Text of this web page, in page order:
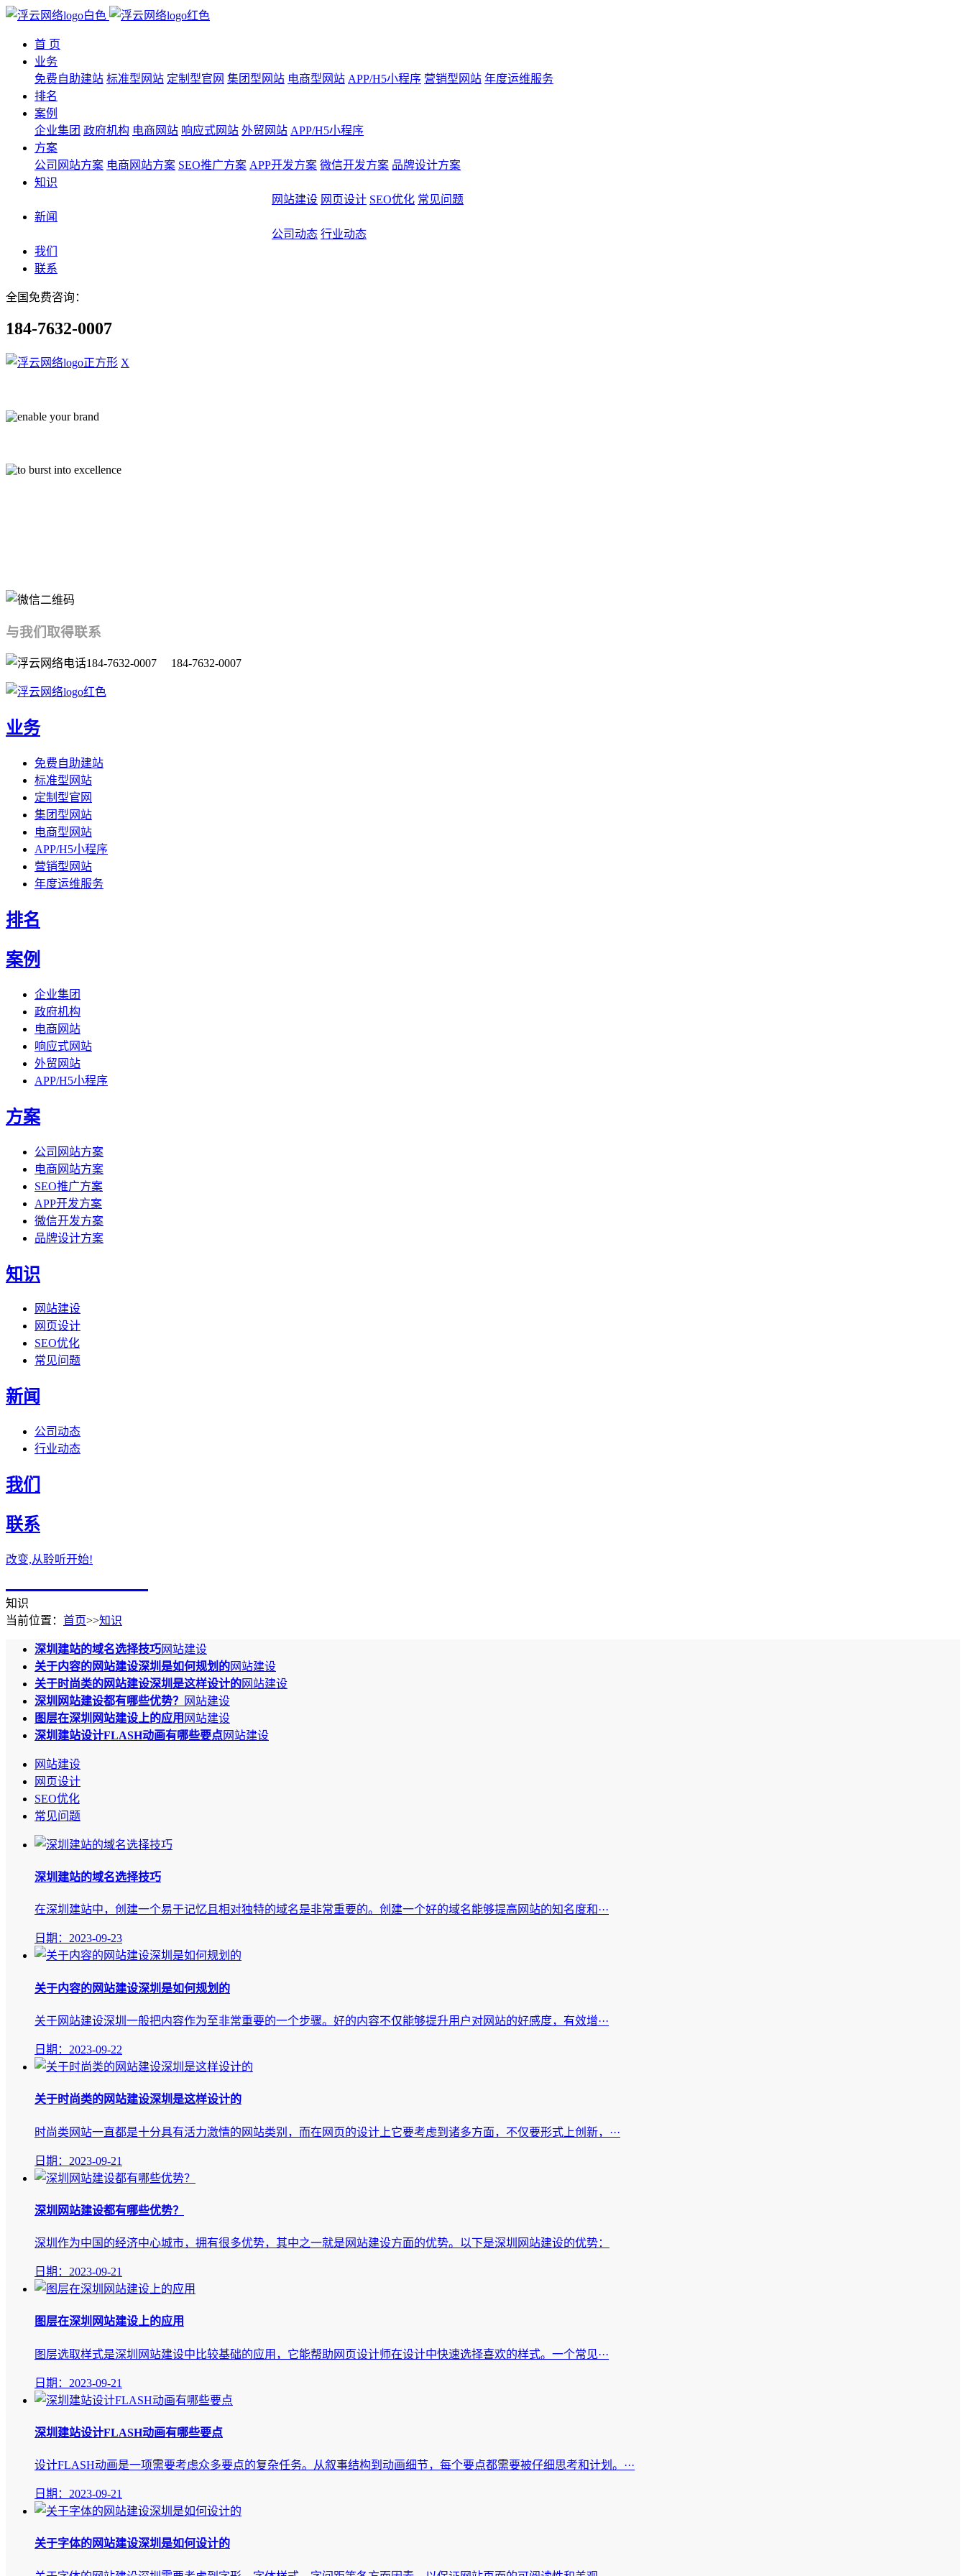
首 页
业务
免费自助建站 标准型网站 定制型官网 集团型网站 电商型网站 APP/H5小程序 营销型网站 年度运维服务
排名
案例
企业集团 政府机构 电商网站 响应式网站 外贸网站 APP/H5小程序
方案
公司网站方案 电商网站方案 SEO推广方案 APP开发方案 微信开发方案 品牌设计方案
知识
网站建设 网页设计 SEO优化 常见问题
新闻
公司动态 行业动态
我们
联系
全国免费咨询：
184-7632-0007
X
与我们取得联系
184-7632-0007 184-7632-0007
业务
免费自助建站
标准型网站
定制型官网
集团型网站
电商型网站
APP/H5小程序
营销型网站
年度运维服务
排名
案例
企业集团
政府机构
电商网站
响应式网站
外贸网站
APP/H5小程序
方案
公司网站方案
电商网站方案
SEO推广方案
APP开发方案
微信开发方案
品牌设计方案
知识
网站建设
网页设计
SEO优化
常见问题
新闻
公司动态
行业动态
我们
联系
改变,从聆听开始!
知识
当前位置： 首页>>知识
​深圳建站的域名选择技巧网站建设
​关于内容的网站建设深圳是如何规划的网站建设
​关于时尚类的网站建设深圳是这样设计的网站建设
深圳网站建设都有哪些优势？
网站建设
​图层在深圳网站建设上的应用 网站建设
​深圳建站设计FLASH动画有哪些要点网站建设
网站建设
网页设计
SEO优化
常见问题
​深圳建站的域名选择技巧
在深圳建站​中，创建一个易于记忆且相对独特的域名是非常重要的。创建一个好的域名能够提高网站的知名度和···
日期：2023-09-23
​关于内容的网站建设深圳是如何规划的
关于网站建设深圳​一般把内容作为至非常重要的一个步骤。好的内容不仅能够提升用户对网站的好感度，有效增···
日期：2023-09-22
​关于时尚类的网站建设深圳是这样设计的
时尚类网站一直都是十分具有活力激情的网站类别，而在网页的设计上它要考虑到诸多方面，不仅要形式上创新，···
日期：2023-09-21
深圳网站建设都有哪些优势？
深圳作为中国的经济中心城市，拥有很多优势，其中之一就是网站建设方面的优势。以下是深圳网站建设的优势：
日期：2023-09-21
​图层在深圳网站建设上的应用
图层选取样式是深圳网站建设​中比较基础的应用，它能帮助网页设计师在设计中快速选择喜欢的样式。一个常见···
日期：2023-09-21
​深圳建站设计FLASH动画有哪些要点
设计FLASH动画是一项需要考虑众多要点的复杂任务。从叙事结构到动画细节，每个要点都需要被仔细思考和计划。···
日期：2023-09-21
​关于字体的网站建设深圳是如何设计的